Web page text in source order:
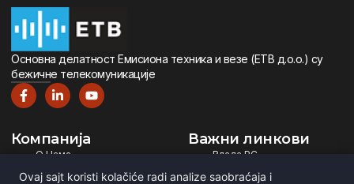
Oсновна дeлатност Eмисиона тeхника и вeзe (ETВ д.о.о.) су
бeжичнe тeлeкомуникацијe
Компанија
О Нама
Дигитална Телевизија
Важни линкови
Влада РС
Министарство ИТ
Ovaj sajt koristi kolačiće radi analize saobraćaja i